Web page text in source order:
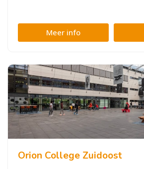
Meer info
Orion College Zuidoost